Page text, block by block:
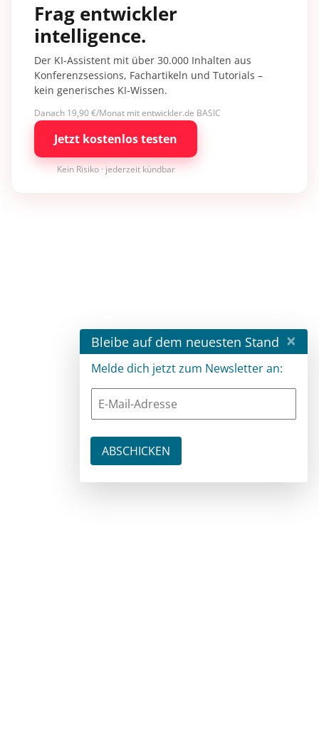
Frag entwickler
intelligence.
Der KI-Assistent mit über 30.000 Inhalten aus
Konferenzsessions, Fachartikeln und Tutorials –
kein generisches KI-Wissen.
Danach 19,90 €/Monat mit entwickler.de BASIC
Jetzt kostenlos testen
Kein Risiko · jederzeit kündbar
Bleibe auf dem neuesten Stand ×
Melde dich jetzt zum Newsletter an: